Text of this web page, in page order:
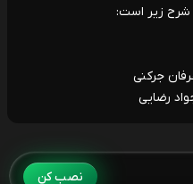
شرح زیر است:
نصب کن